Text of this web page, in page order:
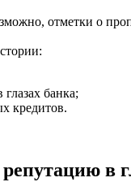
отметки о
банка;
кредитов.
в